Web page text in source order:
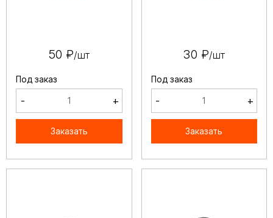
50 ₽/шт
Под заказ
- +
Заказать
30 ₽/шт
Под заказ
- +
Заказать